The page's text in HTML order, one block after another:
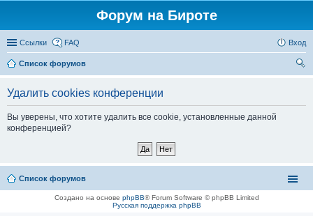
Форум на Бироте
Ссылки FAQ Вход
Список форумов
Удалить cookies конференции
Вы уверены, что хотите удалить все cookie, установленные данной
конференцией?
Список форумов
Создано на основе phpBB® Forum Software © phpBB Limited
Русская поддержка phpBB